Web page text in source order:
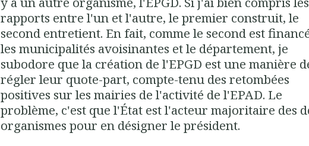
rapports entre l'un et l'autre, le premier construit, le
second entretient. En fait, comme le second est
les municipalités avoisinantes et le département, je
subodore que la création de l'EPGD est une manière
régler leur quote-part, compte-tenu des retombées
positives sur les mairies de l'activité de l'EPAD. Le
problème, c'est que l'État est l'acteur majoritaire des
organismes pour en désigner le président.